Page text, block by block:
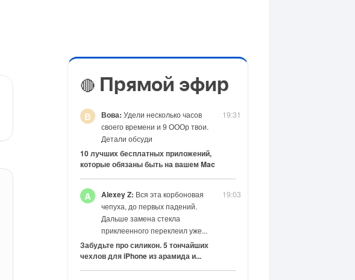
🔴 Прямой эфир
19:31
В Вова: Удели несколько часов
своего времени и 9 ОООр твои.
Детали обсуди
10 лучших бесплатных приложений,
которые обязаны быть на вашем Mac
19:03
A Alexey Z: Вся эта корбоновая
чепуха, до первых падений.
Дальше замена стекла
приклеенного переклеил уже...
Забудьте про силикон. 5 тончайших
чехлов для iPhone из арамида и...